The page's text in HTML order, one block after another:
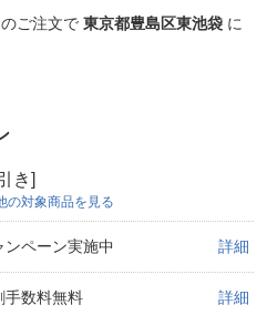
のご注文で 東京都豊島区東池袋 に
き]
の対象商品を見る
ペーン実施中 詳細
手数料無料 詳細